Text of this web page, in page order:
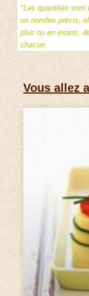
*Les quantités sont
un nombre précis,
plus ou en moins,
chacun.
Vous allez